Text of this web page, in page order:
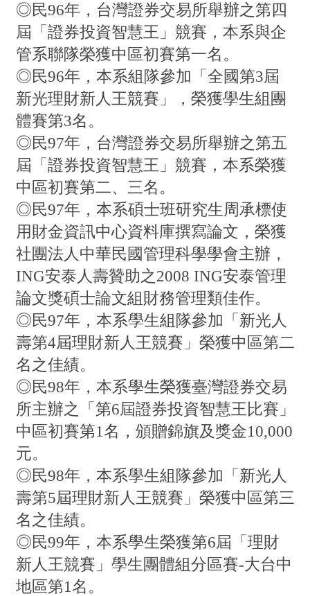
◎民96年，台灣證券交易所舉辦之第四
屆「證券投資智慧王」競賽，本系與企
管系聯隊榮獲中區初賽第一名。
◎民96年，本系組隊參加「全國第3屆
新光理財新人王競賽」，榮獲學生組團
體賽第3名。
◎民97年，台灣證券交易所舉辦之第五
屆「證券投資智慧王」競賽，本系榮獲
中區初賽第二、三名。
◎民97年，本系碩士班研究生周承標使
用財金資訊中心資料庫撰寫論文，榮獲
社團法人中華民國管理科學學會主辦，
ING安泰人壽贊助之2008 ING安泰管理
論文獎碩士論文組財務管理類佳作。
◎民97年，本系學生組隊參加「新光人
壽第4屆理財新人王競賽」榮獲中區第二
名之佳績。
◎民98年，本系學生榮獲臺灣證券交易
所主辦之「第6屆證券投資智慧王比賽」
中區初賽第1名，頒贈錦旗及獎金10,000
元。
◎民98年，本系學生組隊參加「新光人
壽第5屆理財新人王競賽」榮獲中區第三
名之佳績。
◎民99年，本系學生榮獲第6屆「理財
新人王競賽」學生團體組分區賽-大台中
地區第1名。